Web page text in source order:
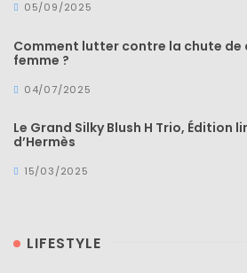
05/09/2025
Comment lutter contre la chute de
femme ?
04/07/2025
Le Grand Silky Blush H Trio, Édition
d’Hermès
15/03/2025
LIFESTYLE